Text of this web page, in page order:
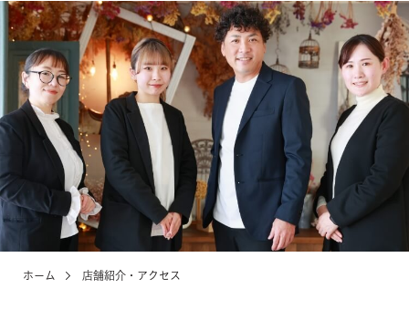
HAKAMA 卒業袴レンタル
SHICHIGOSAN
七五三・
にぶんのいち成人式
WEDDING フォトウェディング
KIDS
ホーム 店舗紹介・アクセス